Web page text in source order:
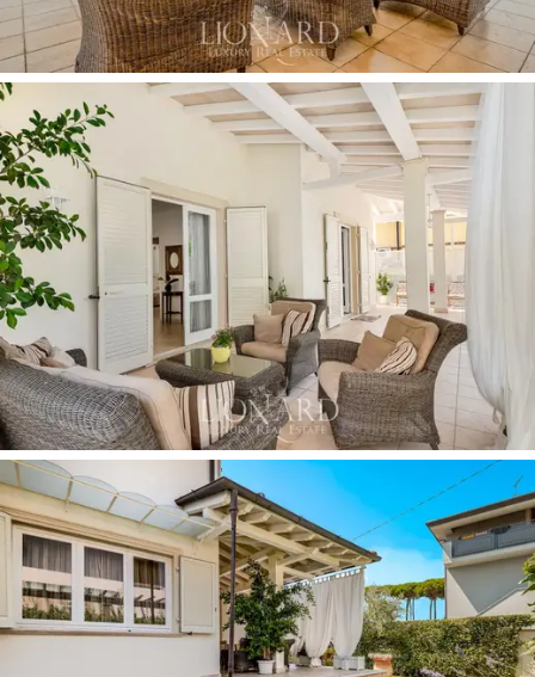
Zewnętrzna część nieruchomości jest równie zadbana, a
ogród o powierzchni około 600 m2oferuje
prawdziwą oazę spokoju.Dehorchroniony werandą jest
idealny do cieszenia się chwilami relaksu lub
organizowania
lunchów i kolacji na świeżym
powietrzu.Nieruchomość obejmuje również aneks
służący jako
pralnia z łazienką krytym parkingiem
który może pomieścić do trzech pojazdów, gwarantując
komfort i bezpieczeństwo.
Zakup tej willi w Marina di Pietrasanta oznacza wybór
życia w luksusie i spokoju, zanurzonego w uroku Versilii.
Bliskość morza , centrum miasta i innych prestiżowych
kurortów na wybrzeżu, takich jak Forte dei Marmi,
sprawia, że nieruchomość ta jest wyjątkową okazją dla
tych, którzy chcą mieszkać w jednej z najbardziej
prestiżowych nadmorskich lokalizacji we Włoszech.
Wykończenie, duże przestrzenie wewnętrzne i
zewnętrzne oraz jakość renowacji to tylko niektóre z
cech, które sprawiają, że ta willa jest bezpieczną